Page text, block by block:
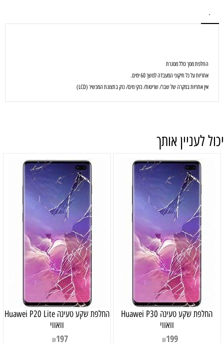
.
החלפת מסך כולל מסגרת
אחריות על כל תיקוני המעבדה למשך 60 ימים.
אין אחריות במקרה של שבר/ שריטות/ נזקי מים/ נזק בתצוגת המכשיר (LCD)
יכול לעניין אותך
‏החלפת שקע טעינה Huawei P30
וואווי
₪199
‏החלפת שקע טעינה Huawei P20 Lite
וואווי
₪197